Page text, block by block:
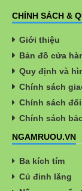
CHÍNH SÁCH &
Giới thiệu
Bản đồ cửa
Quy định và
Chính sách
Chính sách
Chính sách
NGAMRUOU.VN
Ba kích tím
Củ đinh lăng